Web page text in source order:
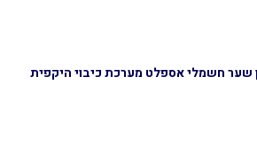
שער חשמלי אספלט מערכת כיבוי היקפית